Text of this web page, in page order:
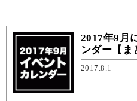
2017年9月
ンダー【ま
2017.8.1